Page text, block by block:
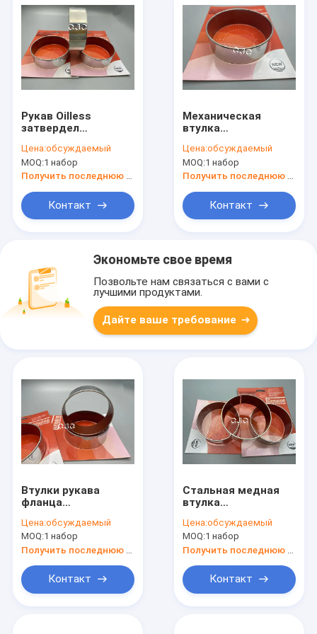
Рукав Oilless
затвердел
собственную
личность втулок
смазывая сползать
Цена:обсуждаемый
MOQ:1 набор
Получить последнюю цену
Контакт
Механическая
втулка
цилиндра, создала
программу-
оболочку
материал Буша
СТАЛЬНОЙ
Цена:обсуждаемый
MOQ:1 набор
Получить последнюю цену
Контакт
Экономьте свое время
Позвольте нам связаться с вами с
лучшими продуктами.
Дайте ваше требование
Втулки рукава
фланца
трением латунной
низкая сплавляет
материальное
Цена:обсуждаемый
MOQ:1 набор
Контакт
Стальная медная
втулка
цилиндра с
химической
стойкостью для
экскаватора SK100-
3
Цена:обсуждаемый
MOQ:1 набор
Контакт